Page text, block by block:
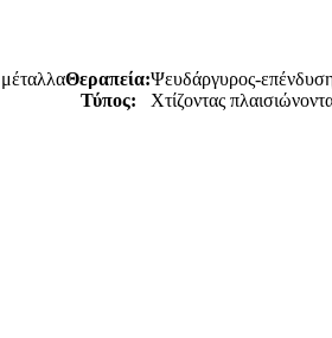
Θεραπεία:Ψευδάργυρος-
Τύπος:
Χτίζοντας